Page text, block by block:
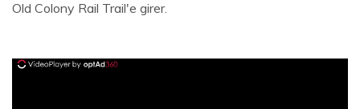
Old Colony Rail Trail'e girer.